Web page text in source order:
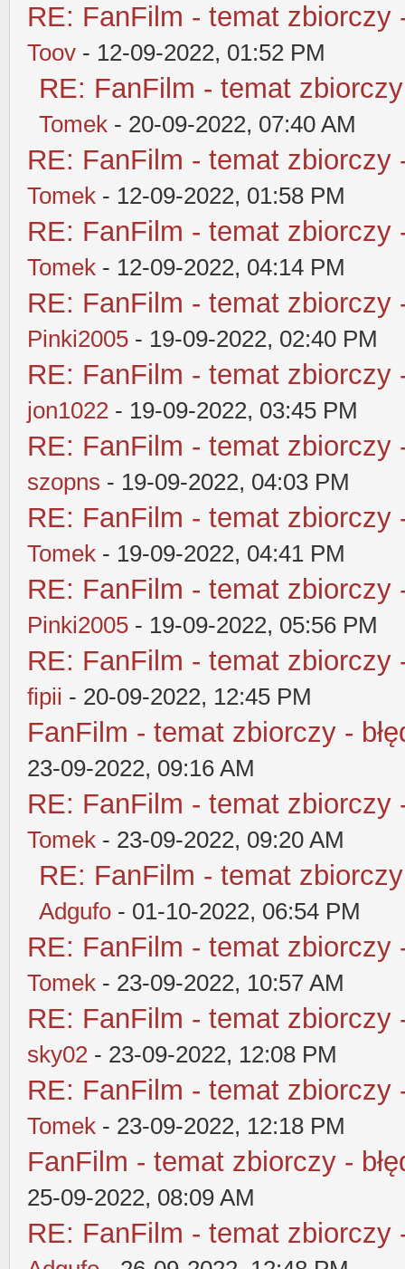
RE: FanFilm - temat zbiorczy
Toov - 12-09-2022, 01:52 PM
RE: FanFilm - temat
Tomek - 20-09-2022, 07:40 AM
RE: FanFilm - temat zbiorczy
Tomek - 12-09-2022, 01:58 PM
RE: FanFilm - temat zbiorczy
Tomek - 12-09-2022, 04:14 PM
RE: FanFilm - temat zbiorczy
Pinki2005 - 19-09-2022, 02:40 PM
RE: FanFilm - temat zbiorczy
jon1022 - 19-09-2022, 03:45 PM
RE: FanFilm - temat zbiorczy
szopns - 19-09-2022, 04:03 PM
RE: FanFilm - temat zbiorczy
Tomek - 19-09-2022, 04:41 PM
RE: FanFilm - temat zbiorczy
Pinki2005 - 19-09-2022, 05:56 PM
RE: FanFilm - temat zbiorczy
fipii - 20-09-2022, 12:45 PM
FanFilm - temat zbiorczy -
23-09-2022, 09:16 AM
RE: FanFilm - temat zbiorczy
Tomek - 23-09-2022, 09:20 AM
RE: FanFilm - temat
Adgufo - 01-10-2022, 06:54 PM
RE: FanFilm - temat zbiorczy
Tomek - 23-09-2022, 10:57 AM
RE: FanFilm - temat zbiorczy
sky02 - 23-09-2022, 12:08 PM
RE: FanFilm - temat zbiorczy
Tomek - 23-09-2022, 12:18 PM
FanFilm - temat zbiorczy -
25-09-2022, 08:09 AM
RE: FanFilm - temat zbiorczy